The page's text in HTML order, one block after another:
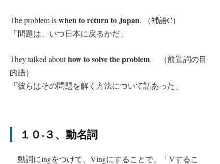
The problem iswhen to return to Japan. （補語C）
「問題は、いつ日本に戻るかだ」
They talked abouthow to solve the problem. （前置詞の目
的語）
「彼らはその問題を解く方法について話あった」
１０-３、動名詞
動詞にingをつけて、Vingにすることで、「Vするこ